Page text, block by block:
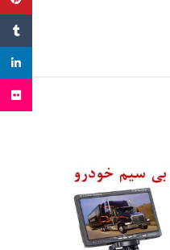
Flickr